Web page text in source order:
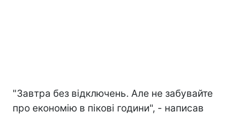
"Завтра без відключень. Але не забувайте
про економію в пікові години", - написав